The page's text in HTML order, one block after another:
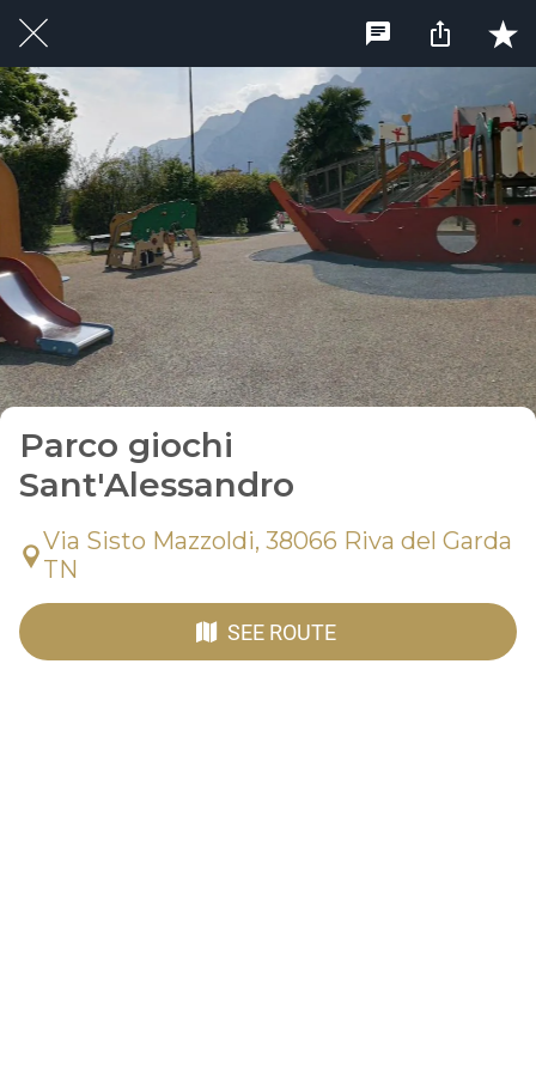
Parco giochi
Sant'Alessandro
Via Sisto Mazzoldi, 38066 Riva del Garda
TN
SEE ROUTE